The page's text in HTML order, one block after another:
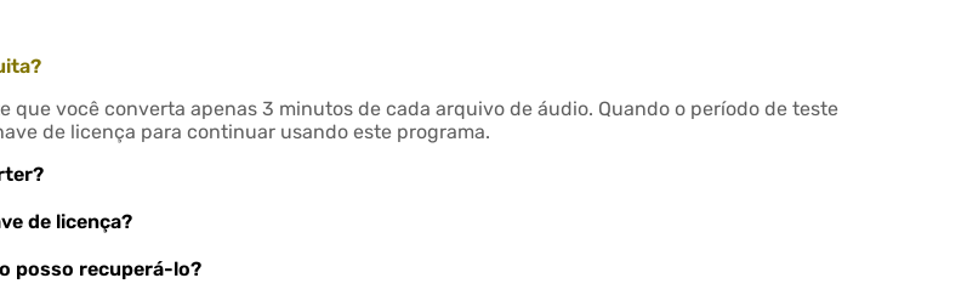
que você converta apenas 3 minutos de cada arquivo de áudio. Quando o período de teste
de licença para continuar usando este programa.
de licença?
posso recuperá-lo?